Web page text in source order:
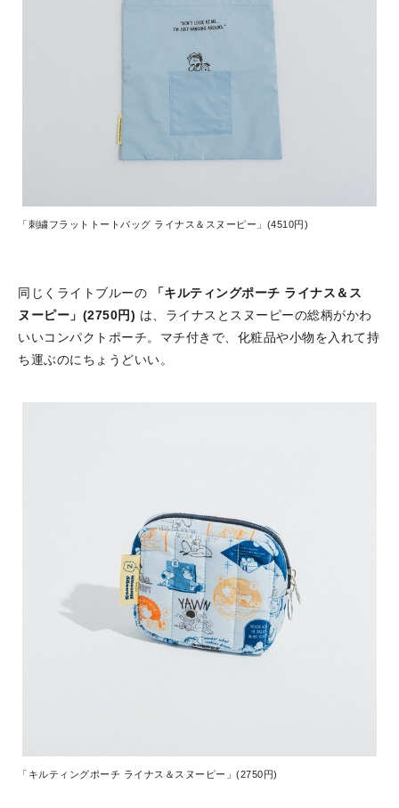
「刺繍フラットトートバッグ ライナス＆スヌーピー」(4510円)
同じくライトブルーの
「キルティングポーチ ライナス＆ス
ヌーピー」(2750円) は、ライナスとスヌーピーの総柄がかわ
いいコンパクトポーチ。マチ付きで、化粧品や小物を入れて持
ち運ぶのにちょうどいい。
「キルティングポーチ ライナス＆スヌーピー」(2750円)